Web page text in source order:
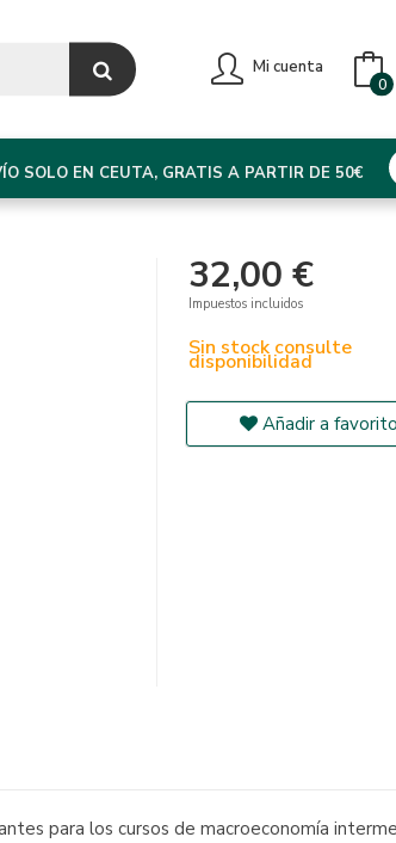
Mi cuenta
0
SOLO EN CEUTA, GRATIS A PARTIR DE 50€
32,00 €
Impuestos incluidos
Sin stock consulte
disponibilidad
Añadir a
para los cursos de macroeconomía